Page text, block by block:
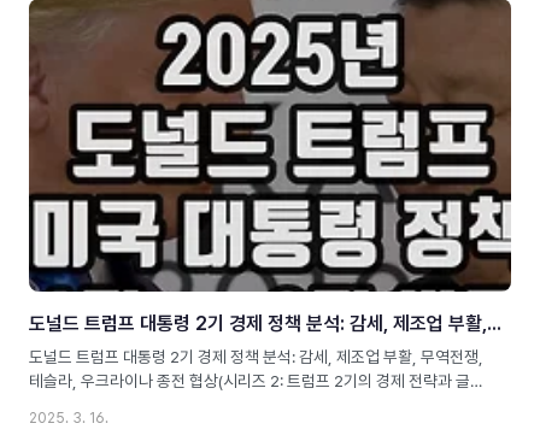
아와의 관계 변화 등을 깊이 있게 다룹니다.Alt text image: 트럼프 2기
의 외교 정책과 국제 정치 변화트럼프 2기 외교 정책: ‘미국 우선주의’의
글로벌 영향력 변화도널드 트럼프(Donald J. Trump)는 2025년 미국
대통령으로 재선하면서 그의 외교 정책이 다시 세계 정치 무대의 중심..
도널드 트럼프 대통령 2기 경제 정책 분석: 감세, 제조업 부활, 무역전쟁, 테슬라, 우크라이나 종전 협상 : 시리즈2
도널드 트럼프 대통령 2기 경제 정책 분석: 감세, 제조업 부활, 무역전쟁,
테슬라, 우크라이나 종전 협상(시리즈 2: 트럼프 2기의 경제 전략과 글로
economic-policyMeta Description: 도널드 트럼프 대통령의 2기 경
2025. 3. 16.